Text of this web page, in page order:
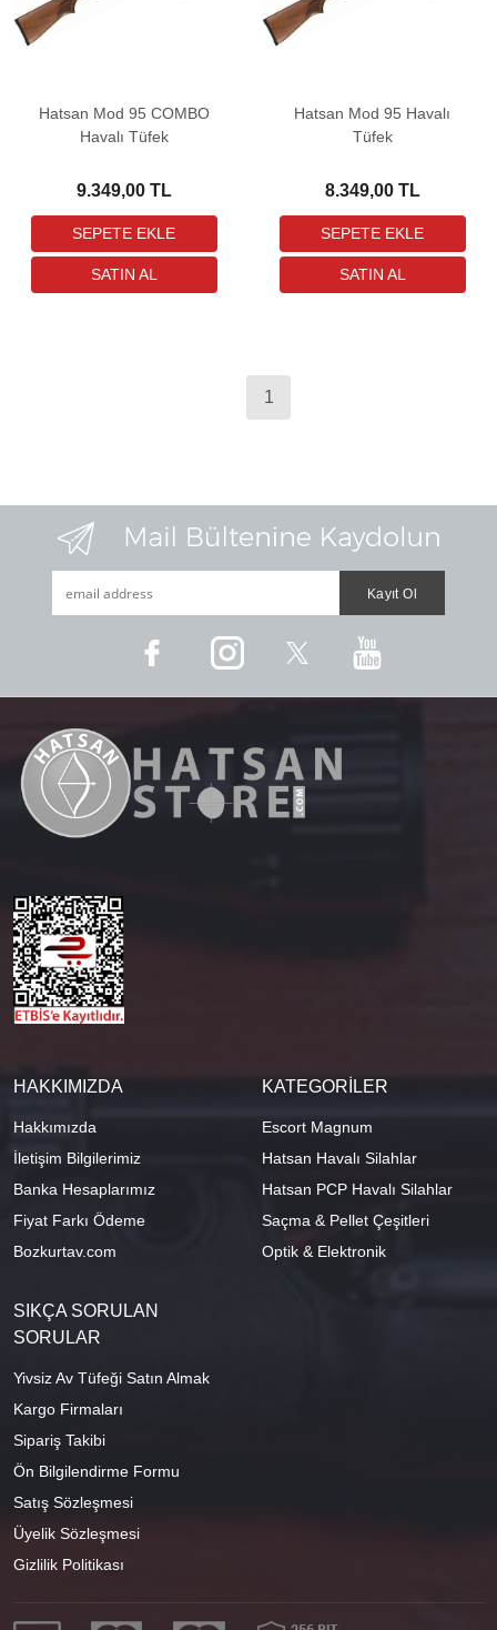
Hatsan Mod 95 COMBO
Havalı Tüfek
9.349,00 TL
Hatsan Mod 95 Havalı
Tüfek
8.349,00 TL
1
HAKKIMIZDA
Hakkımızda
İletişim Bilgilerimiz
Banka Hesaplarımız
Fiyat Farkı Ödeme
Bozkurtav.com
KATEGORİLER
Escort Magnum
Hatsan Havalı Silahlar
Hatsan PCP Havalı Silahlar
Saçma & Pellet Çeşitleri
Optik & Elektronik
SIKÇA SORULAN
SORULAR
Yivsiz Av Tüfeği Satın Almak
Kargo Firmaları
Sipariş Takibi
Ön Bilgilendirme Formu
Satış Sözleşmesi
Üyelik Sözleşmesi
Gizlilik Politikası